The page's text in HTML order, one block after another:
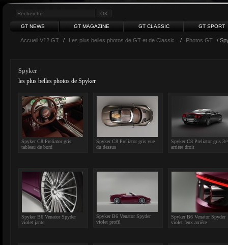
GT NEWS GT MAGAZINE GT CLASSIC GT SPORT
Accueil V12 GT / Les plus belles photos de GT et de Classic. / Photos GT /
Spyker
les plus belles photos de Spyker
Spyker C8 Preliator gris
tableau de bord
Spyker C8 Preliator gris vue
du dessus
Spyker C8 Preliator gris 3/
arrière droit
Spyker B6 Venator Spyder
violet jante
Spyker B6 Venator Spyder
violet profil
Spyker B6 Venator Spyder
violet feux arrière